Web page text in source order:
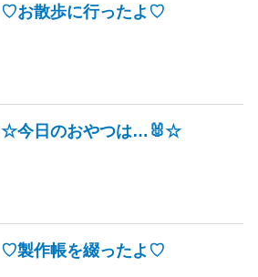
♡お散歩に行ったよ♡
☆今日のおやつは…🐰☆
♡製作帳を綴ったよ♡